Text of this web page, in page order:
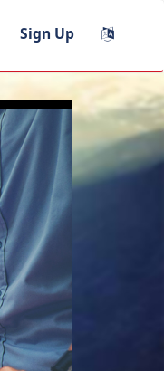
Sign Up